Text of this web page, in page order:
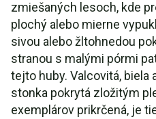
zmiešaných lesoch, kde
plochý alebo mierne
sivou alebo žltohnedou
stranou s malými pórmi
tejto huby. Valcovitá, biela
stonka pokrytá zložitým
exemplárov prikrčená, je